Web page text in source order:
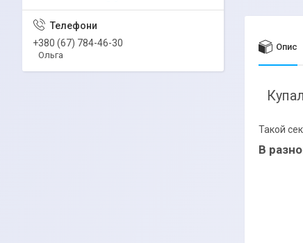
Опис
Такой
В
+380 (67) 784-46-30
Ольга